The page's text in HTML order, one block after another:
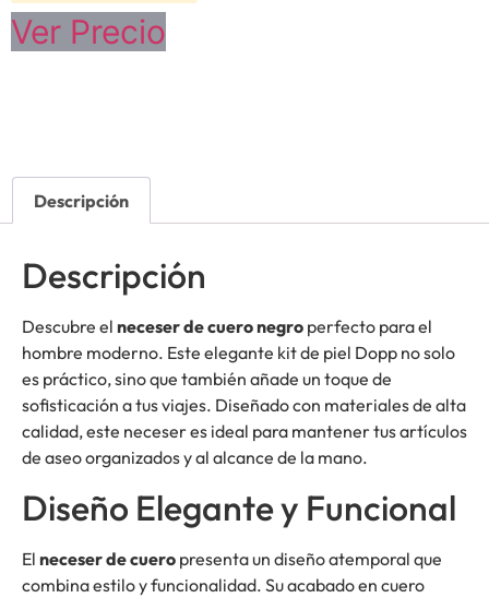
Ver Precio
Descripción
Descripción
Descubre el neceser de cuero negro perfecto para el
hombre moderno. Este elegante kit de piel Dopp no solo
es práctico, sino que también añade un toque de
sofisticación a tus viajes. Diseñado con materiales de alta
calidad, este neceser es ideal para mantener tus artículos
de aseo organizados y al alcance de la mano.
Diseño Elegante y Funcional
El neceser de cuero presenta un diseño atemporal que
combina estilo y funcionalidad. Su acabado en cuero